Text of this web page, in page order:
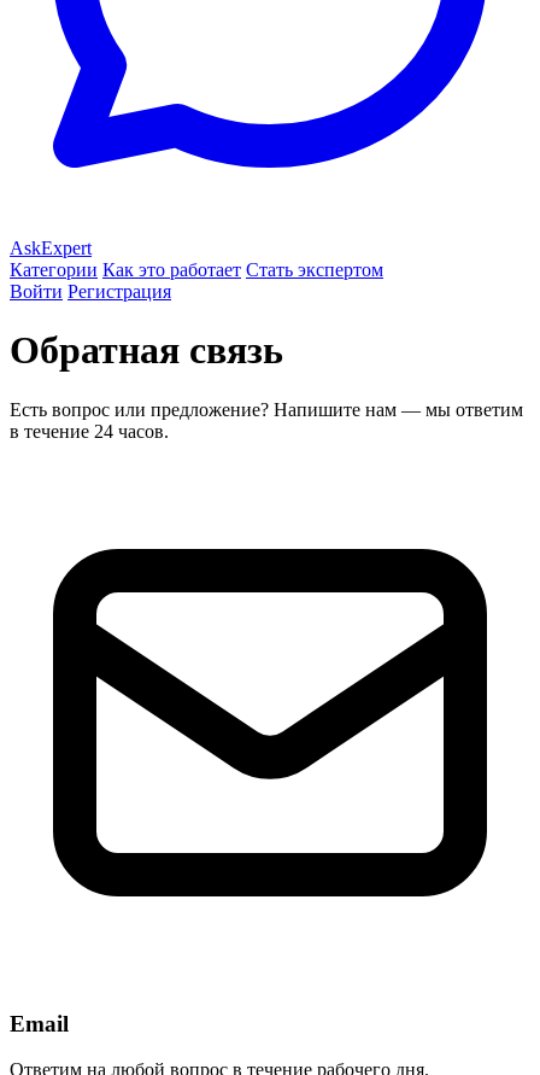
AskExpert
Категории Как это работает Стать экспертом
Войти Регистрация
Обратная связь
Есть вопрос или предложение? Напишите нам — мы ответим
в течение 24 часов.
Email
Ответим на любой вопрос в течение рабочего дня.